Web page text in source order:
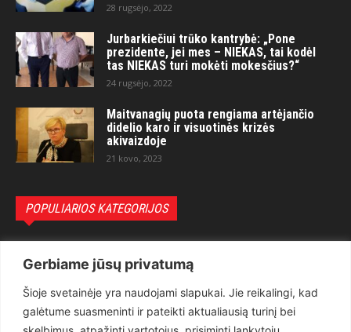
Gerbiame jūsų privatumą
Šioje svetainėje yra naudojami slapukai. Jie reikalingi, kad
galėtume suasmeninti ir pateikti aktualiausią turinį bei
28 rugsėjo, 2022
Jurbarkiečiui trūko kantrybė: „Pone
prezidente, jei mes – NIEKAS, tai kodėl
tas NIEKAS turi mokėti mokesčius?“
24 rugsėjo, 2022
Maitvanagių puota rengiama artėjančio
didelio karo ir visuotinės krizės
akivaizdoje
21 kovo, 2023
POPULIARIOS KATEGORIJOS
Teisėsauga
1497
Aktualu